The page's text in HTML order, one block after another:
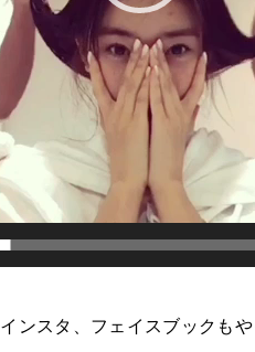
ンスタ、フェイスブックも